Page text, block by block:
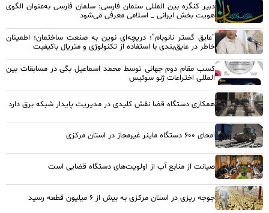
دبیر کنگره بین المللی سلمان فارسی: سلمان فارسی به‌عنوان الگوی
هویت بخش ایرانی _ اسلامی معرفی می‌شود
“عایق گستر نانوبام”؛ دریچه‌ای نوین به صنعت ساختمان؛ اطمینان
خاطر در عایق‌بندی با استفاده از تکنولوژی و متریال باکیفیت
کسب مقام دوم جهانی توسط محمد اسماعیل بگی در مسابقات بین
المللی اختراعات ژنو سوئیس
همکاری دستگاه قضا نقش کلیدی در مدیریت پایدار شبکه برق دارد
امحای ۶۰۰ دستگاه ماینر غیرمجاز در استان مرکزی
صیانت از منابع آب از اولویت‌های دستگاه قضایی است
جوجه ریزی در استان مرکزی به بیش از ۶ میلیون قطعه رسید